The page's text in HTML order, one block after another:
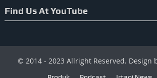
Find Us At YouTube
© 2014 - 2023 Allright Reserved. Design